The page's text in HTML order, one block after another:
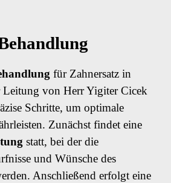
für Zahnersatz in
Leitung von Herr Yigiter Cicek
Schritte, um optimale
Zunächst findet eine
statt, bei der die
und Wünsche des
Anschließend erfolgt eine